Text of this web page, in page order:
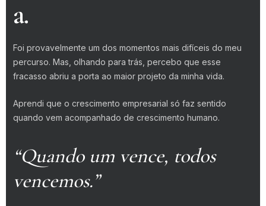
a.
Foi provavelmente um dos momentos mais difíceis do meu
percurso. Mas, olhando para trás, percebo que esse
fracasso abriu a porta ao maior projeto da minha vida.
Aprendi que o crescimento empresarial só faz sentido
quando vem acompanhado de crescimento humano.
“Quando um vence, todos
vencemos.”